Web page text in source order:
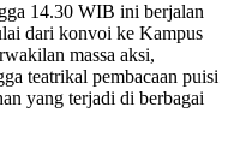
14.30 WIB ini berjalan
dari konvoi ke Kampus
massa aksi,
teatrikal pembacaan puisi
yang terjadi di berbagai